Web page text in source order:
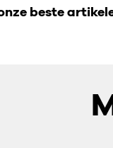
beste